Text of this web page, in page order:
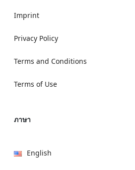
Imprint
Privacy Policy
Terms and Conditions
Terms of Use
ภาษา
English